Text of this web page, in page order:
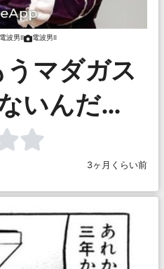
電波男Ⅱ 電波男Ⅱ
マダガス
いんだ…
3ヶ月くらい前